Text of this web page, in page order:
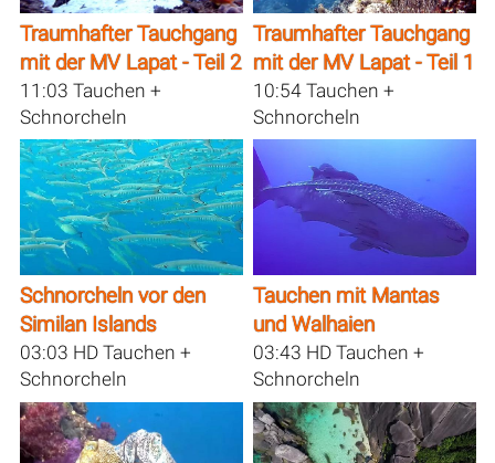
Traumhafter Tauchgang
mit der MV Lapat - Teil 2
11:03 Tauchen +
Schnorcheln
Traumhafter Tauchgang
mit der MV Lapat - Teil 1
10:54 Tauchen +
Schnorcheln
Schnorcheln vor den
Similan Islands
03:03 HD Tauchen +
Schnorcheln
Tauchen mit Mantas
und Walhaien
03:43 HD Tauchen +
Schnorcheln